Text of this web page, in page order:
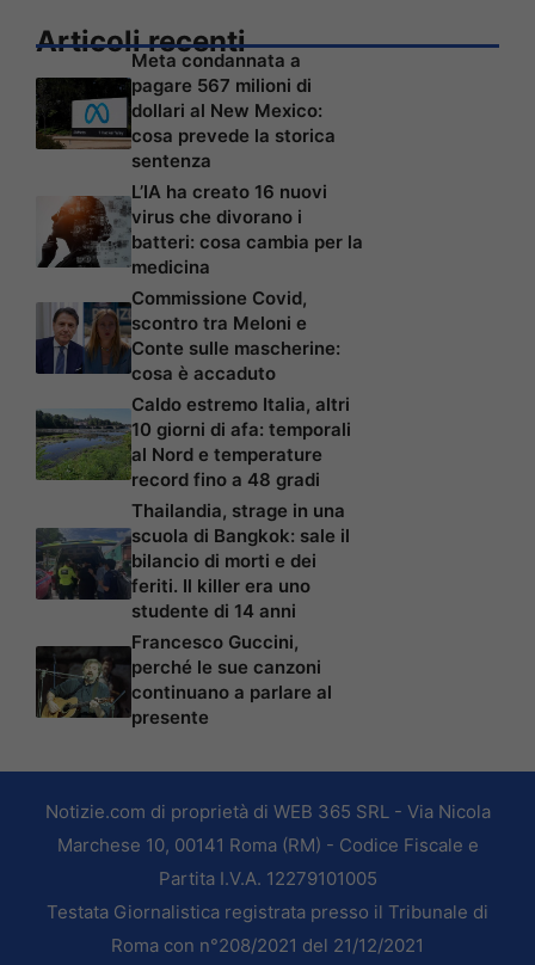
Articoli recenti
Meta condannata a
pagare 567 milioni di
dollari al New Mexico:
cosa prevede la storica
sentenza
L’IA ha creato 16 nuovi
virus che divorano i
batteri: cosa cambia per la
medicina
Commissione Covid,
scontro tra Meloni e
Conte sulle mascherine:
cosa è accaduto
Caldo estremo Italia, altri
10 giorni di afa: temporali
al Nord e temperature
record fino a 48 gradi
Thailandia, strage in una
scuola di Bangkok: sale il
bilancio di morti e dei
feriti. Il killer era uno
studente di 14 anni
Francesco Guccini,
perché le sue canzoni
continuano a parlare al
presente
Notizie.com di proprietà di WEB 365 SRL - Via Nicola
Marchese 10, 00141 Roma (RM) - Codice Fiscale e
Partita I.V.A. 12279101005
Testata Giornalistica registrata presso il Tribunale di
Roma con n°208/2021 del 21/12/2021